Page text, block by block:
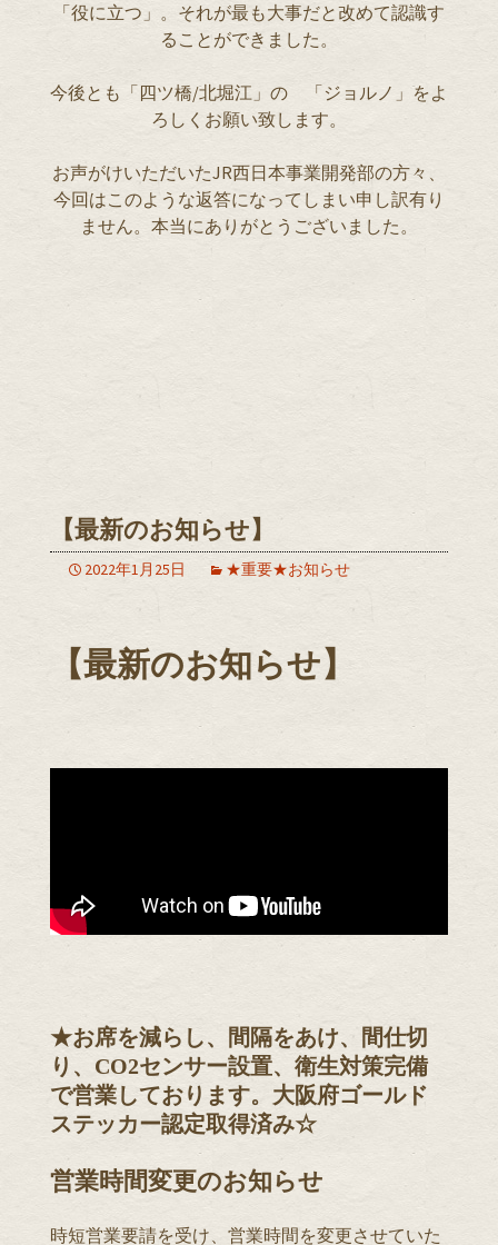
「役に立つ」。それが最も大事だと改めて認識す
ることができました。
今後とも「四ツ橋/北堀江」の 「ジョルノ」をよ
ろしくお願い致します。
お声がけいただいたJR西日本事業開発部の方々、
今回はこのような返答になってしまい申し訳有り
ません。本当にありがとうございました。
【最新のお知らせ】
2022年1月25日 ★重要★お知らせ
【最新のお知らせ】
★お席を減らし、間隔をあけ、間仕切
り、CO2センサー設置、衛生対策完備
で営業しております。大阪府ゴールド
ステッカー認定取得済み☆
営業時間変更のお知らせ
時短営業要請を受け、営業時間を変更させていた